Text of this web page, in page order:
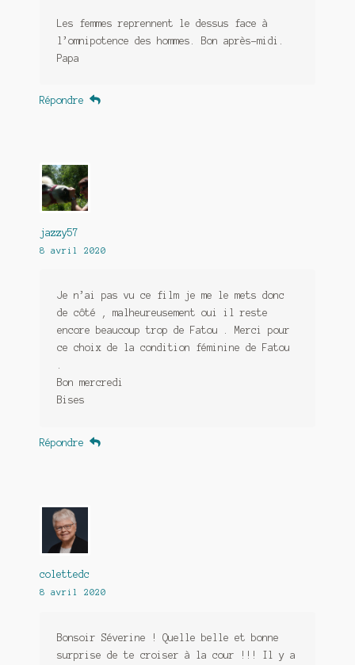
Les femmes reprennent le dessus face à
l’omnipotence des hommes. Bon après-midi.
Papa
Répondre
jazzy57
8 avril 2020
Je n’ai pas vu ce film je me le mets donc
de côté , malheureusement oui il reste
encore beaucoup trop de Fatou . Merci pour
ce choix de la condition féminine de Fatou
Bon mercredi
Bises
Répondre
colettedc
8 avril 2020
Bonsoir Séverine ! Quelle belle et bonne
surprise de te croiser à la cour !!! Il y a